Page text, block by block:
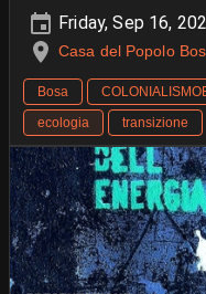
Friday, Sep 16,
Casa del Popolo
Bosa
ecologia
transizione